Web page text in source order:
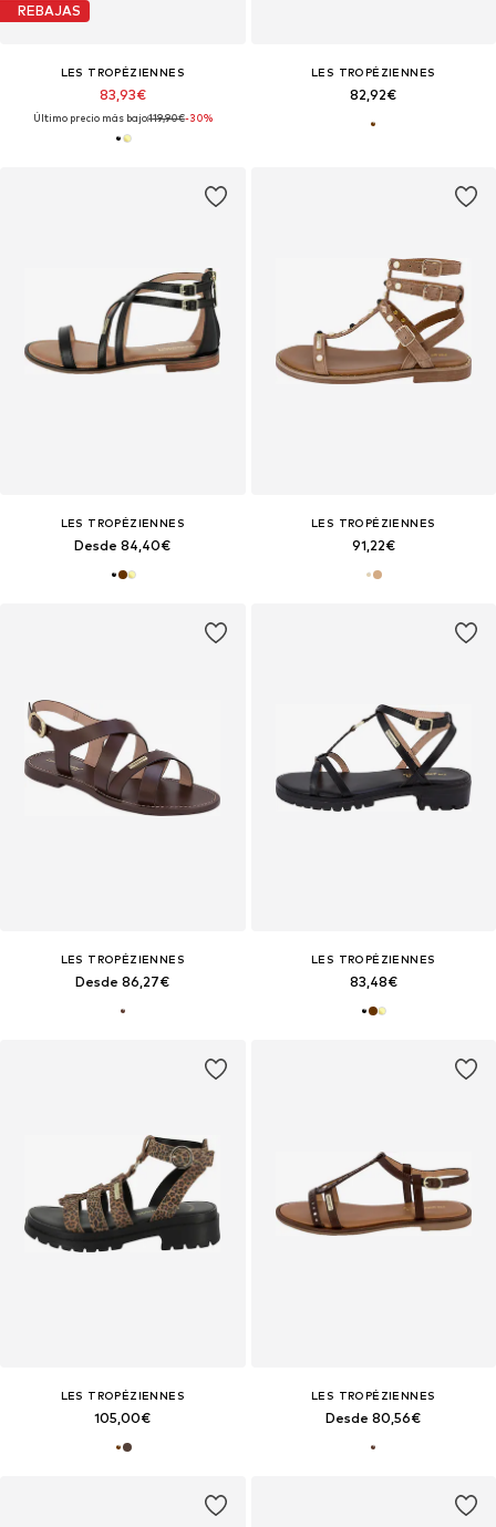
REBAJAS
LES TROPÉZIENNES
83,93€
Último precio más bajo:119,90€-30%
LES TROPÉZIENNES
82,92€
LES TROPÉZIENNES
Desde 84,40€
LES TROPÉZIENNES
91,22€
LES TROPÉZIENNES
Desde 86,27€
LES TROPÉZIENNES
83,48€
LES TROPÉZIENNES
105,00€
LES TROPÉZIENNES
Desde 80,56€